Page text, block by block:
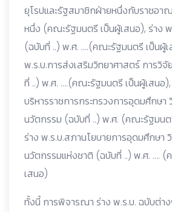
ยุโรปและรัฐสมาชิกฝ่ายหนึ่งกับราชอา
หนึ่ง (คณะรัฐมนตรี เป็นผู้เสนอ), ร่าง
(ฉบับที่ ..) พ.ศ. ….(คณะรัฐมนตรี เป็นผู้เ
พ.ร.บ.การส่งเสริมวิทยาศาสตร์ การวิ
ที่ ..) พ.ศ. ….(คณะรัฐมนตรี เป็นผู้เสนอ),
บริหารราชการกระทรวงการอุดมศึกษา
นวัตกรรม (ฉบับที่ ..) พ.ศ. (คณะรัฐมนต
ร่าง พ.ร.บ.สภานโยบายการอุดมศึกษา
นวัตกรรมแห่งชาติ (ฉบับที่ ..) พ.ศ. …. (
เสนอ)
ทั้งนี้ การพิจารณา ร่าง พ.ร.บ. ฉบับต่าง